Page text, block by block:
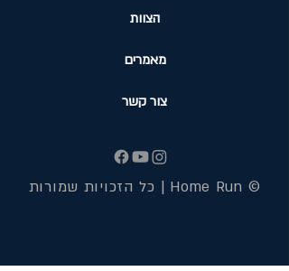
הצוות
מאמרים
צור קשר
© Home Run | כל הזכויות שמורות